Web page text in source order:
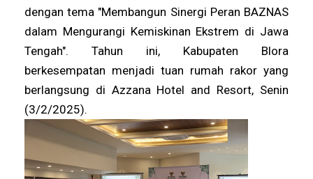
dengan tema "Membangun Sinergi Peran BAZNAS
dalam Mengurangi Kemiskinan Ekstrem di Jawa
Tengah". Tahun ini, Kabupaten Blora
berkesempatan menjadi tuan rumah rakor yang
berlangsung di Azzana Hotel and Resort, Senin
(3/2/2025).